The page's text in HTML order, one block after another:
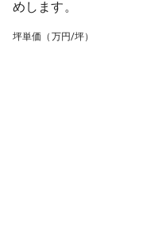
めします。
坪単価（万円/坪）